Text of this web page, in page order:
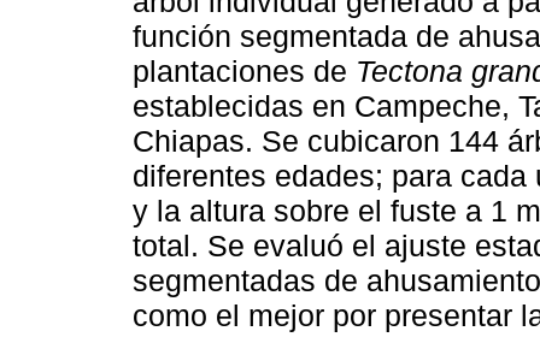
función segmentada de
plantaciones de Tectona
establecidas en Campeche,
Chiapas. Se cubicaron 144
diferentes edades; para
y la altura sobre el fuste a 1
total. Se evaluó el ajuste
segmentadas de
como el mejor por presentar